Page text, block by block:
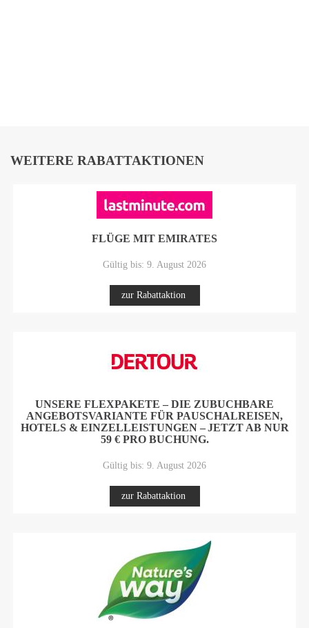
WEITERE RABATTAKTIONEN
FLÜGE MIT EMIRATES
Gültig bis: 9. August 2026
zur Rabattaktion
UNSERE FLEXPAKETE – DIE ZUBUCHBARE
ANGEBOTSVARIANTE FÜR PAUSCHALREISEN,
HOTELS & EINZELLEISTUNGEN – JETZT AB NUR
59 € PRO BUCHUNG.
Gültig bis: 9. August 2026
zur Rabattaktion